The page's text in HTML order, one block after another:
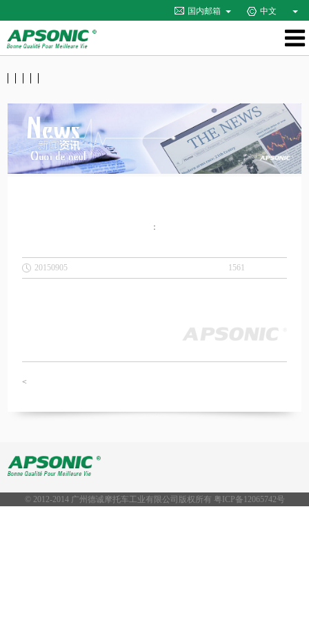
国内邮箱 中文
：
20150905 1561
<
© 2012-2014 广州德诚摩托车工业有限公司版权所有 粤ICP备12065742号